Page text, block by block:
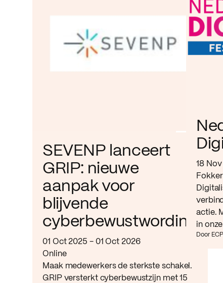
SEVENP lanceert
GRIP: nieuwe
aanpak voor
blijvende
cyberbewustwording
01 Oct 2025 - 01 Oct 2026
Online
Maak medewerkers de sterkste schakel.
GRIP versterkt cyberbewustzijn met 15
18
actie.
in
Door ECP